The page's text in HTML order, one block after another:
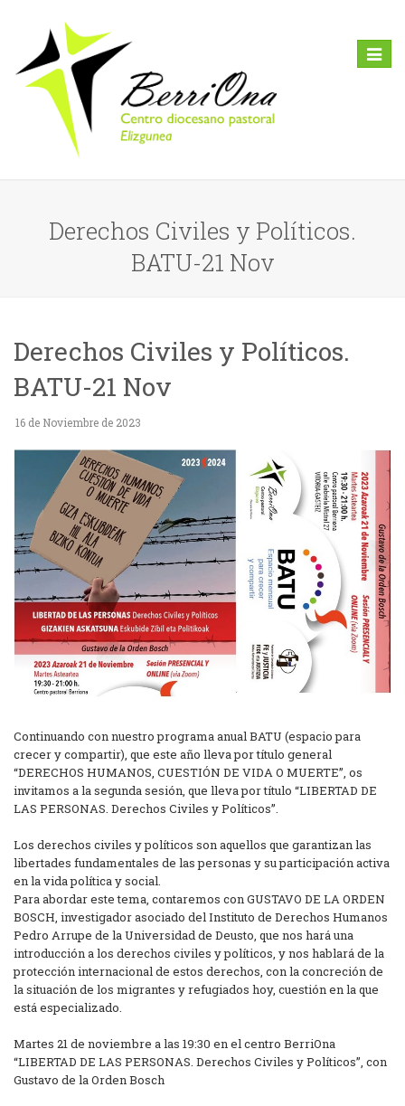
Toggle
Derechos Civiles y Políticos.
BATU-21 Nov
Derechos Civiles y Políticos.
BATU-21 Nov
16 de Noviembre de 2023
Continuando con nuestro programa anual BATU (espacio para
crecer y compartir), que este año lleva por título general
“DERECHOS HUMANOS, CUESTIÓN DE VIDA O MUERTE”, os
invitamos a la segunda sesión, que lleva por título “LIBERTAD DE
LAS PERSONAS. Derechos Civiles y Políticos”.
Los derechos civiles y políticos son aquellos que garantizan las
libertades fundamentales de las personas y su participación activa
en la vida política y social.
Para abordar este tema, contaremos con GUSTAVO DE LA ORDEN
BOSCH, investigador asociado del Instituto de Derechos Humanos
Pedro Arrupe de la Universidad de Deusto, que nos hará una
introducción a los derechos civiles y políticos, y nos hablará de la
protección internacional de estos derechos, con la concreción de
la situación de los migrantes y refugiados hoy, cuestión en la que
está especializado.
Martes 21 de noviembre a las 19:30 en el centro BerriOna
“LIBERTAD DE LAS PERSONAS. Derechos Civiles y Políticos”, con
Gustavo de la Orden Bosch